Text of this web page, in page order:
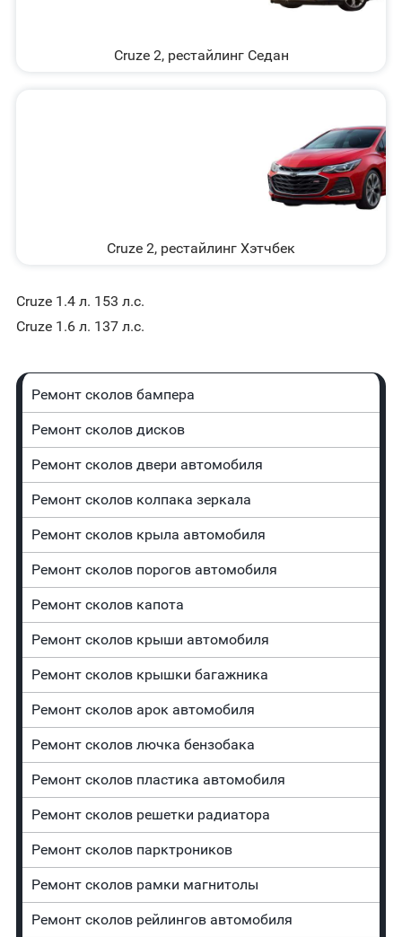
Cruze 2, рестайлинг Седан
Cruze 2, рестайлинг Хэтчбек
Cruze 1.4 л. 153 л.с.
Cruze 1.6 л. 137 л.с.
Ремонт сколов бампера
Ремонт сколов дисков
Ремонт сколов двери автомобиля
Ремонт сколов колпака зеркала
Ремонт сколов крыла автомобиля
Ремонт сколов порогов автомобиля
Ремонт сколов капота
Ремонт сколов крыши автомобиля
Ремонт сколов крышки багажника
Ремонт сколов арок автомобиля
Ремонт сколов лючка бензобака
Ремонт сколов пластика автомобиля
Ремонт сколов решетки радиатора
Ремонт сколов парктроников
Ремонт сколов рамки магнитолы
Ремонт сколов рейлингов автомобиля